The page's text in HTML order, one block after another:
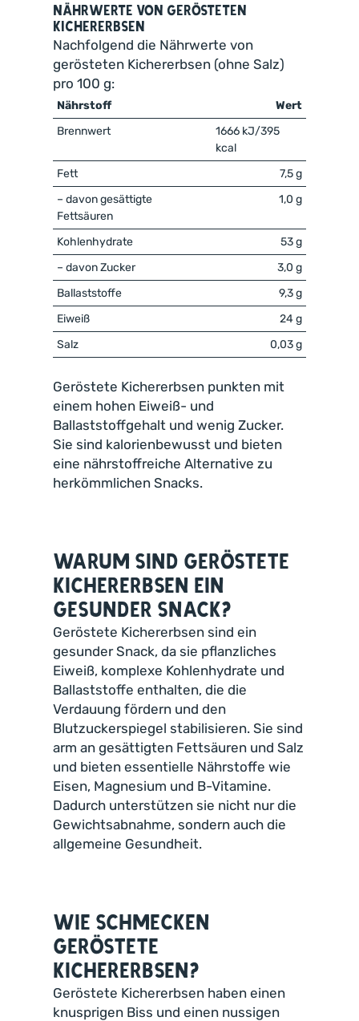
Nährwerte von gerösteten
Kichererbsen
Nachfolgend die Nährwerte von
gerösteten Kichererbsen (ohne Salz)
pro 100 g:
Nährstoff
Wert
Brennwert
1666 kJ/395
kcal
Fett
7,5 g
– davon gesättigte
Fettsäuren
1,0 g
Kohlenhydrate
53 g
– davon Zucker
3,0 g
Ballaststoffe
9,3 g
Eiweiß
24 g
Salz
0,03 g
Geröstete Kichererbsen punkten mit
einem hohen Eiweiß- und
Ballaststoffgehalt und wenig Zucker.
Sie sind kalorienbewusst und bieten
eine nährstoffreiche Alternative zu
herkömmlichen Snacks.
Warum sind geröstete
Kichererbsen ein
gesunder Snack?
Geröstete Kichererbsen sind ein
gesunder Snack, da sie pflanzliches
Eiweiß, komplexe Kohlenhydrate und
Ballaststoffe enthalten, die die
Verdauung fördern und den
Blutzuckerspiegel stabilisieren. Sie sind
arm an gesättigten Fettsäuren und Salz
und bieten essentielle Nährstoffe wie
Eisen, Magnesium und B-Vitamine.
Dadurch unterstützen sie nicht nur die
Gewichtsabnahme, sondern auch die
allgemeine Gesundheit.
Wie schmecken
geröstete
Kichererbsen?
Geröstete Kichererbsen haben einen
knusprigen Biss und einen nussigen